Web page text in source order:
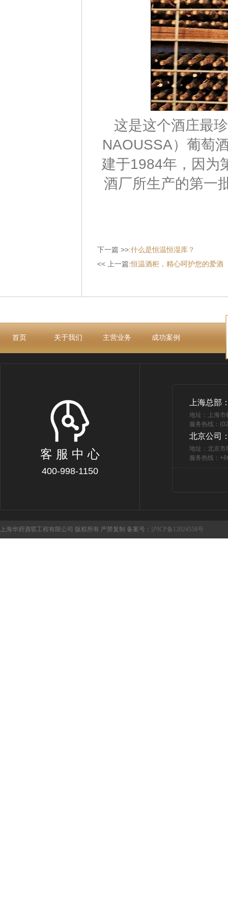
这是这个酒庄最
NAOUSSA）葡萄
建于1984年，因为
酒厂所生产的第一
下一篇 >>:什么是恒温恒湿库？
<< 上一篇:恒温酒柜，精心呵护您的爱酒
首页 关于我们 主营业务 成功案例
客 服 中 心
400-998-1150
上海总部
地址：上海
服务热线：
北京公司
地址：北京市
服务热线：
上海华府酒窖工程有限公司 版权所有 严禁复制 备案号： 沪ICP备12024558号